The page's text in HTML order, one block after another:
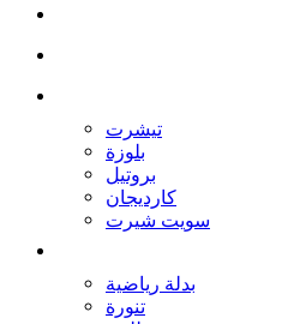
تيشرت
بلوزة
بروتيل
كارديجان
سويت شيرت
بدلة رياضية
تنورة